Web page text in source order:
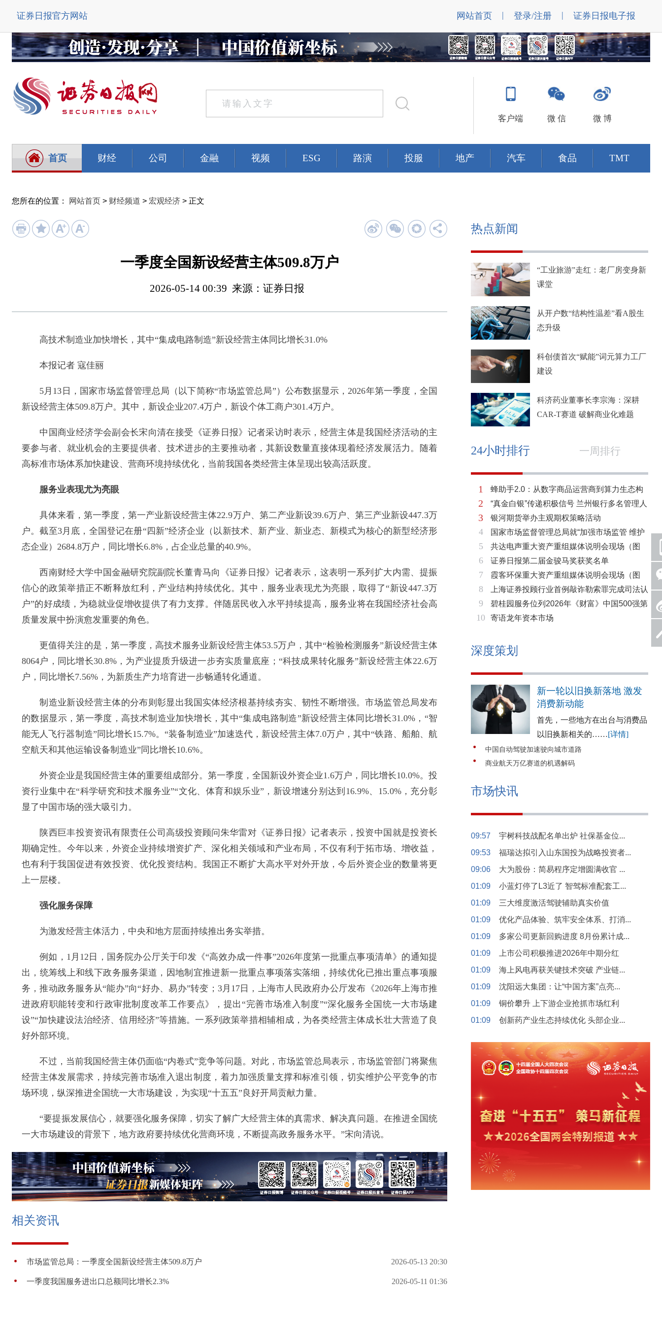
证券日报官方网站 网站首页 | 登录/注册 | 证券日报电子报
客户端 微 信 微 博
首页 财经 公司 金融 视频 ESG 路演 投服 地产 汽车 食品 TMT
您所在的位置： 网站首页 > 财经频道 > 宏观经济 > 正文
一季度全国新设经营主体509.8万户
2026-05-14 00:39 来源：证券日报
高技术制造业加快增长，其中“集成电路制造”新设经营主体同比增长31.0%
本报记者 寇佳丽
5月13日，国家市场监督管理总局（以下简称“市场监管总局”）公布数据显示，2026年第一季度，全国
新设经营主体509.8万户。其中，新设企业207.4万户，新设个体工商户301.4万户。
中国商业经济学会副会长宋向清在接受《证券日报》记者采访时表示，经营主体是我国经济活动的主
要参与者、就业机会的主要提供者、技术进步的主要推动者，其新设数量直接体现着经济发展活力。随着
高标准市场体系加快建设、营商环境持续优化，当前我国各类经营主体呈现出较高活跃度。
服务业表现尤为亮眼
具体来看，第一季度，第一产业新设经营主体22.9万户、第二产业新设39.6万户、第三产业新设447.3万
户。截至3月底，全国登记在册“四新”经济企业（以新技术、新产业、新业态、新模式为核心的新型经济形
态企业）2684.8万户，同比增长6.8%，占企业总量的40.9%。
西南财经大学中国金融研究院副院长董青马向《证券日报》记者表示，这表明一系列扩大内需、提振
信心的政策举措正不断释放红利，产业结构持续优化。其中，服务业表现尤为亮眼，取得了“新设447.3万
户”的好成绩，为稳就业促增收提供了有力支撑。伴随居民收入水平持续提高，服务业将在我国经济社会高
质量发展中扮演愈发重要的角色。
更值得关注的是，第一季度，高技术服务业新设经营主体53.5万户，其中“检验检测服务”新设经营主体
8064户，同比增长30.8%，为产业提质升级进一步夯实质量底座；“科技成果转化服务”新设经营主体22.6万
户，同比增长7.56%，为新质生产力培育进一步畅通转化通道。
制造业新设经营主体的分布则彰显出我国实体经济根基持续夯实、韧性不断增强。市场监管总局发布
的数据显示，第一季度，高技术制造业加快增长，其中“集成电路制造”新设经营主体同比增长31.0%，“智
能无人飞行器制造”同比增长15.7%。“装备制造业”加速迭代，新设经营主体7.0万户，其中“铁路、船舶、航
空航天和其他运输设备制造业”同比增长10.6%。
外资企业是我国经营主体的重要组成部分。第一季度，全国新设外资企业1.6万户，同比增长10.0%。投
资行业集中在“科学研究和技术服务业”“文化、体育和娱乐业”，新设增速分别达到16.9%、15.0%，充分彰
显了中国市场的强大吸引力。
陕西巨丰投资资讯有限责任公司高级投资顾问朱华雷对《证券日报》记者表示，投资中国就是投资长
期确定性。今年以来，外资企业持续增资扩产、深化相关领域和产业布局，不仅有利于拓市场、增收益，
也有利于我国促进有效投资、优化投资结构。我国正不断扩大高水平对外开放，今后外资企业的数量将更
上一层楼。
强化服务保障
为激发经营主体活力，中央和地方层面持续推出务实举措。
例如，1月12日，国务院办公厅关于印发《“高效办成一件事”2026年度第一批重点事项清单》的通知提
出，统筹线上和线下政务服务渠道，因地制宜推进新一批重点事项落实落细，持续优化已推出重点事项服
务，推动政务服务从“能办”向“好办、易办”转变；3月17日，上海市人民政府办公厅发布《2026年上海市推
进政府职能转变和行政审批制度改革工作要点》，提出“完善市场准入制度”“深化服务全国统一大市场建
设”“加快建设法治经济、信用经济”等措施。一系列政策举措相辅相成，为各类经营主体成长壮大营造了良
好外部环境。
不过，当前我国经营主体仍面临“内卷式”竞争等问题。对此，市场监管总局表示，市场监管部门将聚焦
经营主体发展需求，持续完善市场准入退出制度，着力加强质量支撑和标准引领，切实维护公平竞争的市
场环境，纵深推进全国统一大市场建设，为实现“十五五”良好开局贡献力量。
“要提振发展信心，就要强化服务保障，切实了解广大经营主体的真需求、解决真问题。在推进全国统
一大市场建设的背景下，地方政府要持续优化营商环境，不断提高政务服务水平。”宋向清说。
相关资讯
市场监管总局：一季度全国新设经营主体509.8万户 2026-05-13 20:30
一季度我国服务进出口总额同比增长2.3% 2026-05-11 01:36
热点新闻
“工业旅游”走红：老厂房变身新
课堂
从开户数“结构性温差”看A股生
态升级
科创债首次“赋能”词元算力工厂
建设
科济药业董事长李宗海：深耕
CAR-T赛道 破解商业化难题
24小时排行 一周排行
1
2
3
4
5
6
7
8
9
10
蜂助手2.0：从数字商品运营商到算力生态构
建者的跃迁
“真金白银”传递积极信号 兰州银行多名管理人
员拟增持公司股份不低于600万元
银河期货举办主观期权策略活动
国家市场监督管理总局就“加强市场监管 维护
市场秩序”答记者问
共达电声重大资产重组媒体说明会现场（图
片）
证券日报第二届金骏马奖获奖名单
霞客环保重大资产重组媒体说明会现场（图
片）
上海证券投顾行业首例敲诈勒索罪完成司法认
定 司法机关重拳打击“职业索赔人”
碧桂园服务位列2026年《财富》中国500强第
321位 排名稳步上升彰显发展韧性
寄语龙年资本市场
深度策划
新一轮以旧换新落地 激发
消费新动能
首先，一些地方在出台与消费品
以旧换新相关的……[详情]
中国自动驾驶加速驶向城市道路
商业航天万亿赛道的机遇解码
市场快讯
09:57
宇树科技战配名单出炉 社保基金位...
09:53
福瑞达拟引入山东国投为战略投资者...
09:06
大为股份：简易程序定增圆满收官 ...
01:09
小蓝灯停了L3近了 智驾标准配套工...
01:09
三大维度激活驾驶辅助真实价值
01:09
优化产品体验、筑牢安全体系、打消...
01:09
多家公司更新回购进度 8月份累计成...
01:09
上市公司积极推进2026年中期分红
01:09
海上风电再获关键技术突破 产业链...
01:09
沈阳远大集团：让“中国方案”点亮...
01:09
铜价攀升 上下游企业抢抓市场红利
01:09
创新药产业生态持续优化 头部企业...